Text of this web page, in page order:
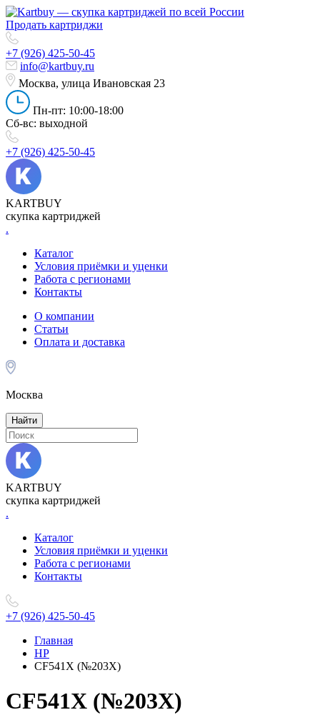
Продать картриджи
+7 (926) 425-50-45
info@kartbuy.ru
Москва, улица Ивановская 23
Пн-пт: 10:00-18:00
Сб-вс: выходной
+7 (926) 425-50-45
KARTBUY
скупка картриджей
.
Каталог
Условия приёмки и уценки
Работа с регионами
Контакты
О компании
Статьи
Оплата и доставка
Москва
Найти
KARTBUY
скупка картриджей
.
Каталог
Условия приёмки и уценки
Работа с регионами
Контакты
+7 (926) 425-50-45
Главная
HP
CF541X (№203X)
CF541X (№203X)